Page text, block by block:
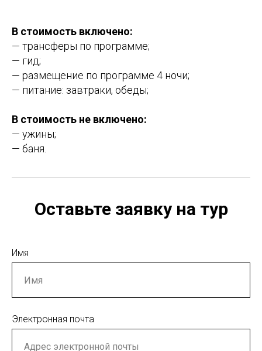
В стоимость включено:
— трансферы по программе;
— гид;
— размещение по программе 4 ночи;
— питание: завтраки, обеды;
В стоимость не включено:
— ужины;
— баня.
Оставьте заявку на тур
Имя
Электронная почта